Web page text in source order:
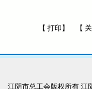
【 打印 】 【
江阴市总工会版权所有 江